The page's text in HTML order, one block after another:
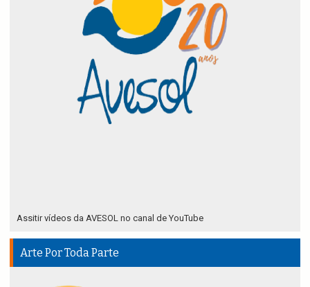
Assitir vídeos da AVESOL no canal de YouTube
Arte Por Toda Parte